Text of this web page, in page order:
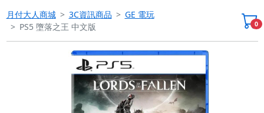
月付大人商城 3C資訊商品
GE 電玩
PS5 墮落之王 中文版
0